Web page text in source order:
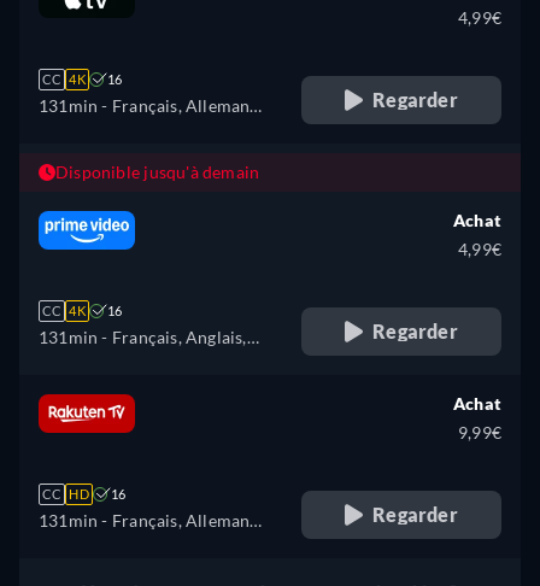
CC 4K 16
131min - Français, Allemand,
4,99€
Regarder
Disponible jusqu'à demain
CC 4K 16
131min - Français, Anglais,
Achat
4,99€
Regarder
CC HD 16
131min - Français, Allemand,
Achat
9,99€
Regarder